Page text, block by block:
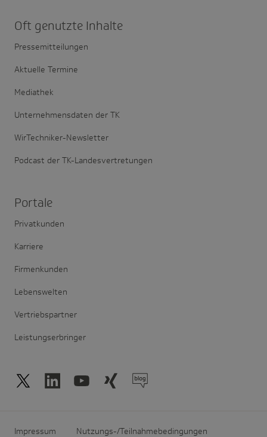
Oft genutzte Inhalte
Pressemitteilungen
Aktuelle Termine
Mediathek
Unternehmensdaten der TK
WirTechniker-Newsletter
Podcast der TK-Landesvertretungen
Portale
Privatkunden
Karriere
Firmenkunden
Lebenswelten
Vertriebspartner
Leistungserbringer
Impressum Nutzungs-/Teilnahmebedingungen